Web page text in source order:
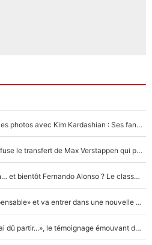
Lewis Hamilton poste de nouvelles photos avec Kim Kardashian : Ses fans le voient déjà redevenir champion du monde de F1 grâce à elle !
F1 - Une légende de McLaren refuse le transfert de Max Verstappen qui pourrait «faire des vagues» et plomber l'ambiance dans l'équipe
Max Verstappen, Lewis Hamilton… et bientôt Fernando Alonso ? Le classement des pilotes les mieux payés en Formule 1 risque de changer !
F1 - Alpine signe un accord «impensable» et va entrer dans une nouvelle dimension : Grande nouvelle pour Pierre Gasly !
F1 : « Je lui ai fait un câlin, puis j’ai dû partir...», le témoignage émouvant de Max Verstappen sur sa fille